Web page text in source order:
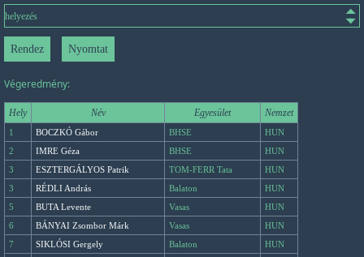
Végeredmény:
Hely Név Egyesület Nemzet
1 BOCZKÓ Gábor BHSE
HUN
2
IMRE Géza BHSE
HUN
3
ESZTERGÁLYOS Patrik TOM-FERR Tata
HUN
3
RÉDLI András Balaton
HUN
5
BUTA Levente Vasas
HUN
6
BÁNYAI Zsombor Márk Vasas
HUN
7
SIKLÓSI Gergely Balaton
HUN